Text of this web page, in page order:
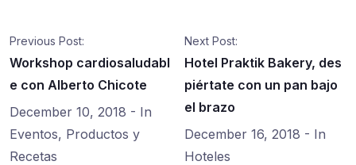
Previous Post:
Workshop cardiosaludabl
e con Alberto Chicote
December 10, 2018 - In
Eventos, Productos y
Recetas
Next Post:
Hotel Praktik Bakery, des
piértate con un pan bajo
el brazo
December 16, 2018 - In
Hoteles